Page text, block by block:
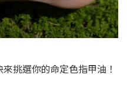
挑選你的命定色指甲油！​